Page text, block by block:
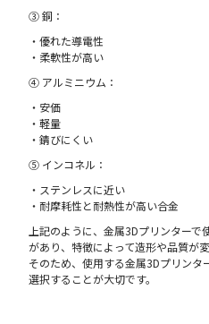
③ 銅：
・優れた導電性
・柔軟性が高い
④ アルミニウム：
・安価
・軽量
・錆びにくい
⑤ インコネル：
・ステンレスに近い
・耐摩耗性と耐熱性が高い合金
上記のように、金属3Dプリンター
があり、特徴によって造形や品質が変
そのため、使用する金属3Dプリンタ
選択することが大切です。